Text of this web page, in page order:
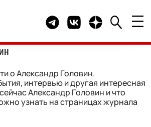
Telegram канал HELLO
Группа HELLO
Канал HELLO в
о Александр Головин.
интервью и другая интересная
Александр Головин и что
узнать на страницах журнала